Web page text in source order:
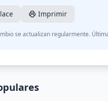
Imprimir
se actualizan regularmente.